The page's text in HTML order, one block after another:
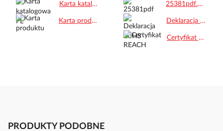
Karta katalogowa PL.pdf
Karta produktu.pdf
25381pdf.pdf
Deklaracja RoHS.pdf
Certyfikat REACH.pdf
PRODUKTY PODOBNE